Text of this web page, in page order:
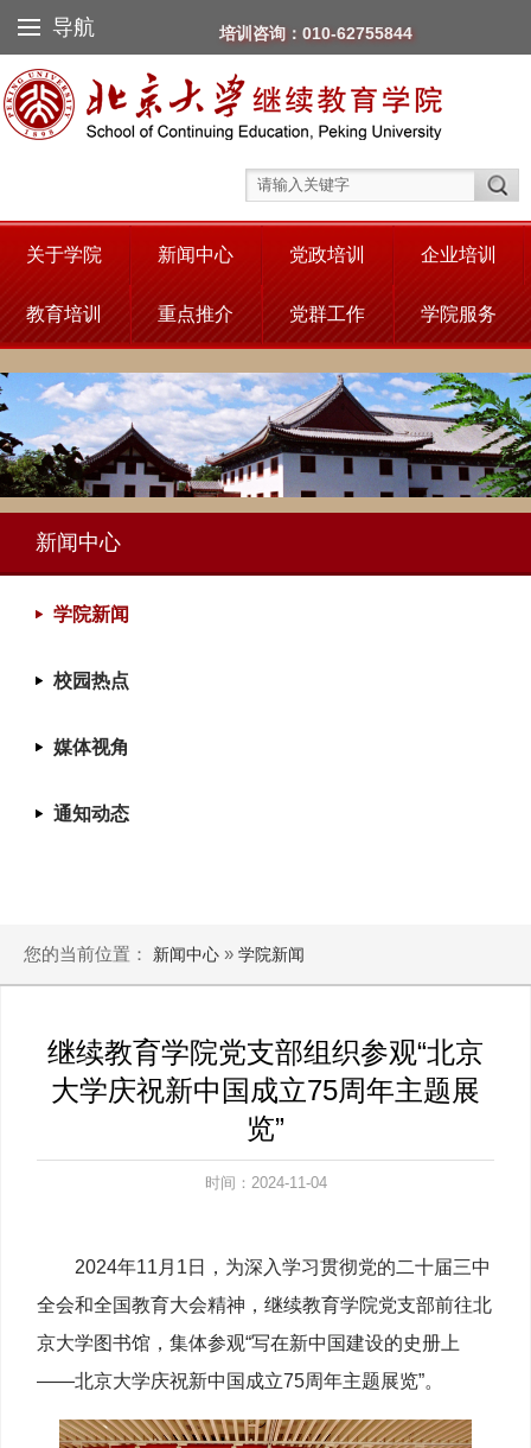
导航 培训咨询：010-62755844
关于学院 新闻中心 党政培训 企业培训
教育培训 重点推介 党群工作 学院服务
新闻中心
学院新闻
校园热点
媒体视角
通知动态
您的当前位置： 新闻中心 » 学院新闻
继续教育学院党支部组织参观“北京
大学庆祝新中国成立75周年主题展
览”
时间：2024-11-04
2024年11月1日，为深入学习贯彻党的二十届三中
全会和全国教育大会精神，继续教育学院党支部前往北
京大学图书馆，集体参观“写在新中国建设的史册上
——北京大学庆祝新中国成立75周年主题展览”。